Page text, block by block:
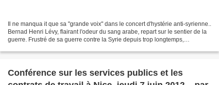
Il ne manqua it que sa "grande voix" dans le concert d'hystérie anti-syrienne..
Bernad Henri Lévy, flairant l'odeur du sang arabe, repart sur le sentier de la
guerre. Frustré de sa guerre contre la Syrie depuis trop longtemps,
Conférence sur les services publics et les